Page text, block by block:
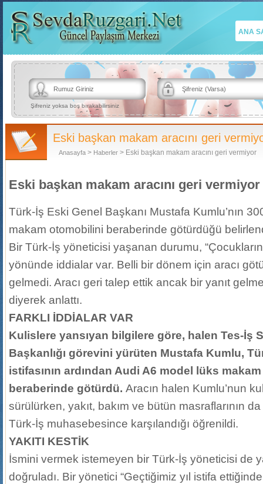
ANA
Şifreniz yoksa boş bırakabilirsiniz
Eski başkan makam aracını geri
Anasayfa > Haberler > Eski başkan makam aracını geri vermiyor
Eski başkan makam aracını geri vermiyor
Türk-İş Eski Genel Başkanı Mustafa Kumlu’nın
makam otomobilini beraberinde götürdüğü
Bir Türk-İş yöneticisi yaşanan durumu,
yönünde iddialar var. Belli bir dönem için aracı
gelmedi. Aracı geri talep ettik ancak bir yanıt
diyerek anlattı.
FARKLI İDDİALAR VAR
Kulislere yansıyan bilgilere göre, halen Tes-İş
Başkanlığı görevini yürüten Mustafa Kumlu,
istifasının ardından Audi A6 model lüks makam
beraberinde götürdü. Aracın halen Kumlu’nun
sürülürken, yakıt, bakım ve bütün masraflarının
Türk-İş muhasebesince karşılandığı öğrenildi.
YAKITI KESTİK
İsmini vermek istemeyen bir Türk-İş yöneticisi de
doğruladı. Bir yönetici “Geçtiğimiz yıl istifa